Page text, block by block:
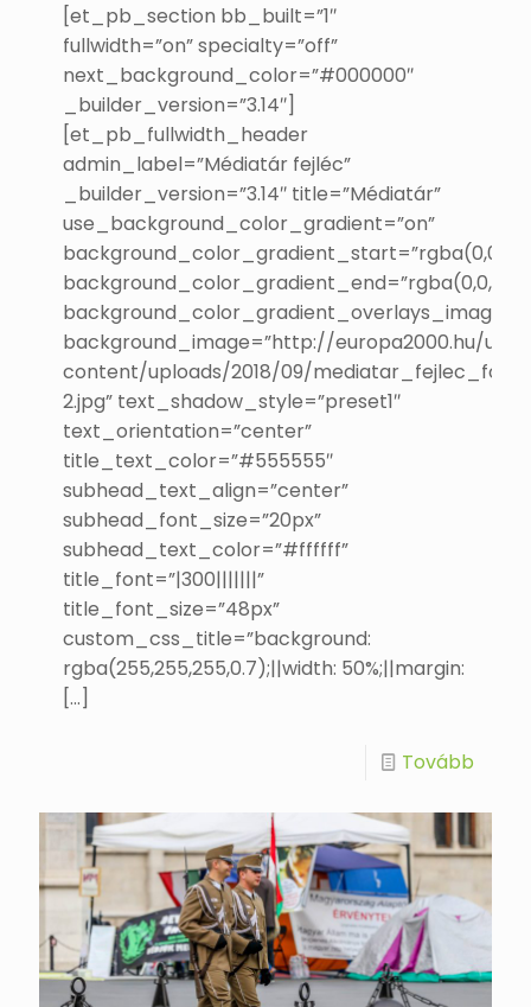
[et_pb_section bb_built=”1″
fullwidth=”on” specialty=”off”
next_background_color=”#000000″
_builder_version=”3.14″]
[et_pb_fullwidth_header
admin_label=”Médiatár fejléc”
_builder_version=”3.14″ title=”Médiatár”
use_background_color_gradient=”on”
background_image=”http://europa2000.hu/uj/
content/uploads/2018/09/mediatar_fejlec_foto-
2.jpg” text_shadow_style=”preset1″
text_orientation=”center”
title_text_color=”#555555″
subhead_text_align=”center”
subhead_font_size=”20px”
subhead_text_color=”#ffffff”
title_font=”|300|||||||”
title_font_size=”48px”
custom_css_title=”background:
rgba(255,255,255,0.7);||width: 50%;||margin:
[…]
Tovább